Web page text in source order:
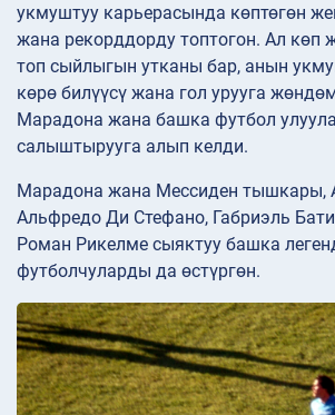
укмуштуу карьерасында көптөгөн
жана рекорддорду топтогон. Ал
топ сыйлыгын утканы бар, анын
көрө билүүсү жана гол урууга
Марадона жана башка футбол
салыштырууга алып келди.
Марадона жана Мессиден тышкары,
Альфредо Ди Стефано, Габриэль
Роман Рикелме сыяктуу башка
футболчуларды да өстүргөн.